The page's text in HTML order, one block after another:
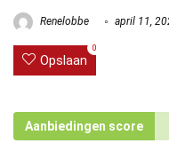
Renelobbe april 11,
Opslaan
0
Aanbiedingen score